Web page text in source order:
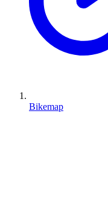
Bikemap